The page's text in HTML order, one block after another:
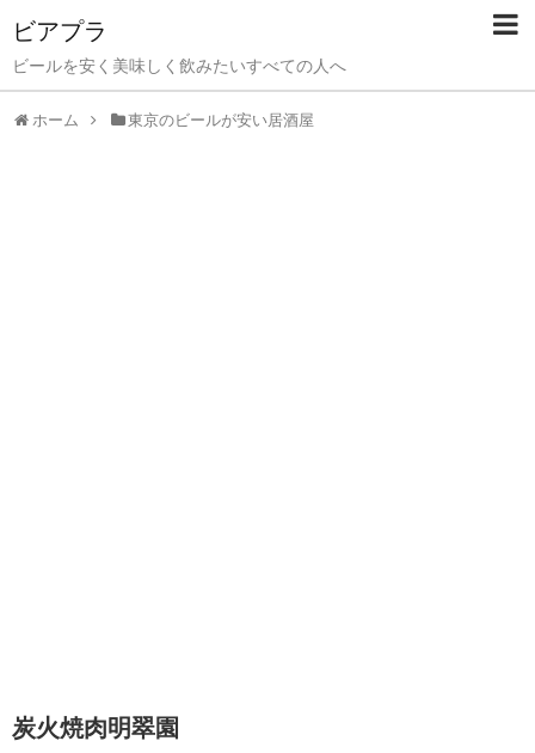
ビアプラ
ビールを安く美味しく飲みたいすべての人へ
ホーム 東京のビールが安い居酒屋
炭火焼肉明翠園